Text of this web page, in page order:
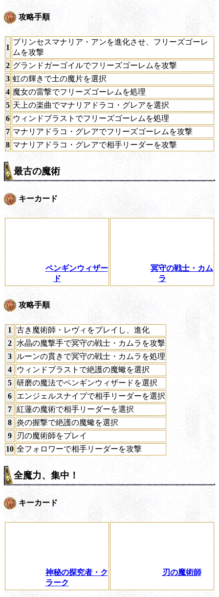
攻略手順
1
プリンセスマナリア・アンを進化させ、フリーズゴーレ
ムを攻撃
2 グランドガーゴイルでフリーズゴーレムを攻撃
3 虹の輝きで土の魔片を選択
4 魔女の雷撃でフリーズゴーレムを処理
5 天上の楽曲でマナリアドラコ・グレアを選択
6 ウィンドブラストでフリーズゴーレムを処理
7 マナリアドラコ・グレアでフリーズゴーレムを攻撃
8 マナリアドラコ・グレアで相手リーダーを攻撃
最古の魔術
キーカード
ペンギンウィザー
ド
冥守の戦士・カム
ラ
攻略手順
1
古き魔術師・レヴィをプレイし、進化
2
水晶の魔撃手で冥守の戦士・カムラを攻撃
3
ルーンの貫きで冥守の戦士・カムラを処理
4
ウィンドブラストで絶護の魔蠍を選択
5 研磨の魔法でペンギンウィザードを選択
6
エンジェルスナイプで相手リーダーを選択
7 紅蓮の魔術で相手リーダーを選択
8 炎の握撃で絶護の魔蠍を選択
9
刃の魔術師をプレイ
10 全フォロワーで相手リーダーを攻撃
全魔力、集中！
キーカード
神秘の探究者・ク
ラーク
刃の魔術師